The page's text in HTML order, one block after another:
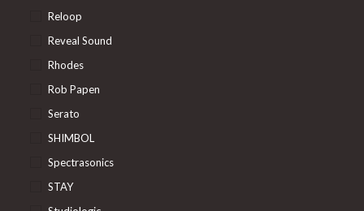
Reloop
Reveal Sound
Rhodes
Rob Papen
Serato
SHIMBOL
Spectrasonics
STAY